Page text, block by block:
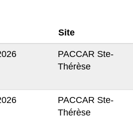
Site
PACCAR Ste-
Thérèse
PACCAR Ste-
Thérèse